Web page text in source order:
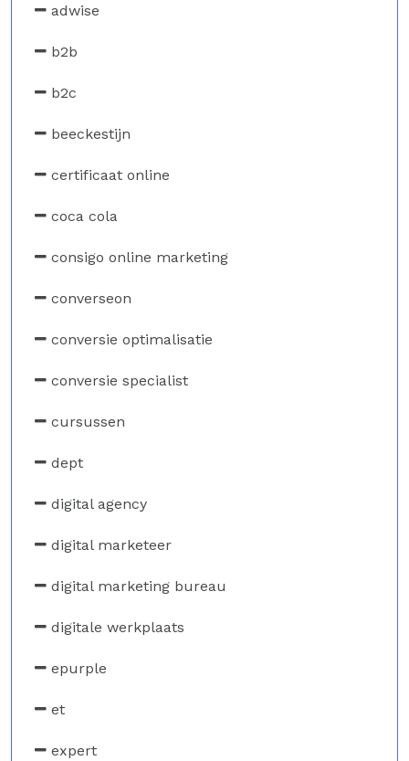
adwise
b2b
b2c
beeckestijn
certificaat online
coca cola
consigo online marketing
converseon
conversie optimalisatie
conversie specialist
cursussen
dept
digital agency
digital marketeer
digital marketing bureau
digitale werkplaats
epurple
et
expert